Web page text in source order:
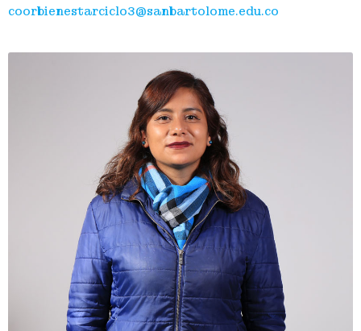
coorbienestarciclo3@sanbartolome.edu.co